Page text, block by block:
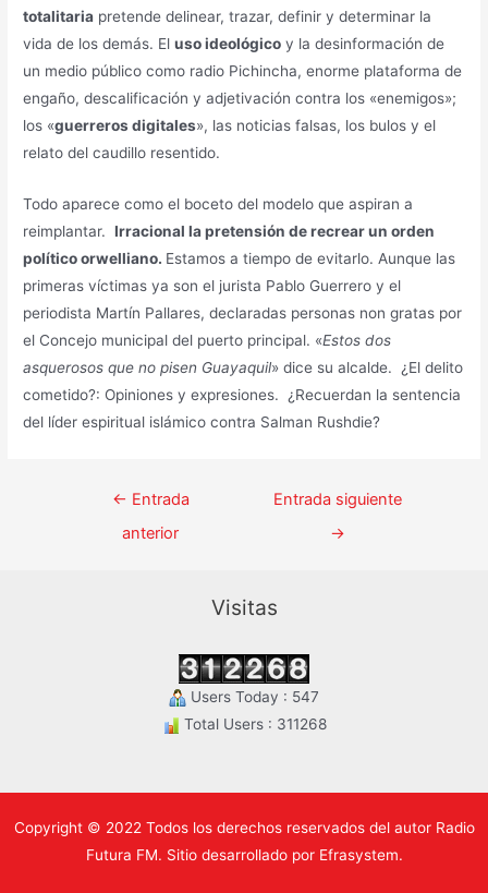
totalitaria pretende delinear, trazar, definir y determinar la
vida de los demás. Eluso ideológico y la desinformación de
un medio público como radio Pichincha, enorme plataforma de
engaño, descalificación y adjetivación contra los «enemigos»;
los «guerreros digitales», las noticias falsas, los bulos y el
relato del caudillo resentido.
Todo aparece como el boceto del modelo que aspiran a
reimplantar.Irracional la pretensión de recrear un orden
político orwelliano. Estamos a tiempo de evitarlo. Aunque las
primeras víctimas ya son el jurista Pablo Guerrero y el
periodista Martín Pallares, declaradas personas non gratas por
el Concejo municipal del puerto principal. «Estos dos
asquerosos que no pisen Guayaquil» dice su alcalde. ¿El delito
cometido?: Opiniones y expresiones. ¿Recuerdan la sentencia
del líder espiritual islámico contra Salman Rushdie?
Navegación
← Entrada
anterior
Entrada siguiente
→
Visitas
Users Today : 547
Total Users : 311268
Copyright © 2022 Todos los derechos reservados del autor Radio
Futura FM. Sitio desarrollado por Efrasystem.